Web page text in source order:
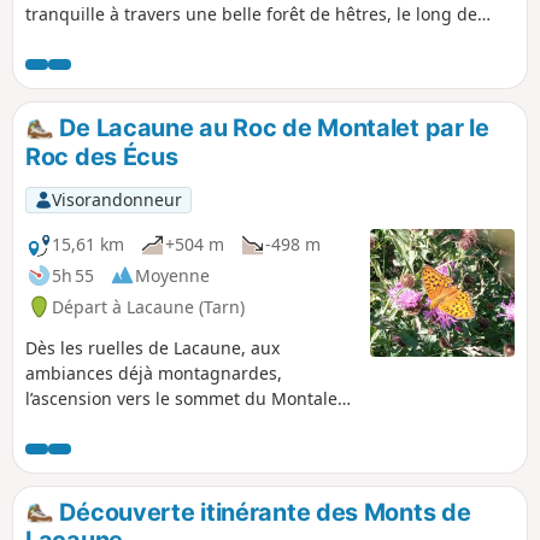
tranquille à travers une belle forêt de hêtres, le long de
le long sauf pendant 2-3 km au sommet.
De Lacaune au Roc de Montalet par le
Roc des Écus
Visorandonneur
15,61 km
+504 m
-498 m
5h 55
Moyenne
Départ à Lacaune (Tarn)
Dès les ruelles de Lacaune, aux
ambiances déjà montagnardes,
l’ascension vers le sommet du Montalet
hêtraies magnifiques. Le Pic de
Montalet culmine à 1259 m. Une
journée randonnée et bol d’air pour
"s’espanter" de la beauté du paysage.
Découverte itinérante des Monts de